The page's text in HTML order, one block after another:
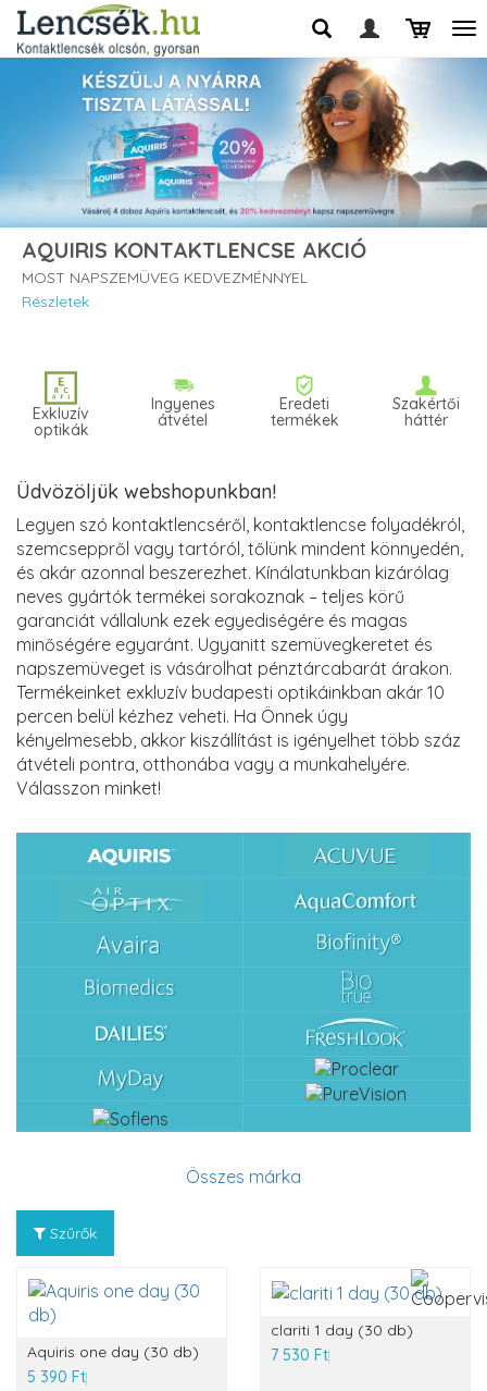
AQUIRIS KONTAKTLENCSE AKCIÓ
MOST NAPSZEMÜVEG KEDVEZMÉNNYEL
Részletek
Exkluzív
optikák
Ingyenes
átvétel
Eredeti
termékek
Szakértői
háttér
Üdvözöljük webshopunkban!
Legyen szó kontaktlencséről, kontaktlencse folyadékról,
szemcseppről vagy tartóról, tőlünk mindent könnyedén,
és akár azonnal beszerezhet. Kínálatunkban kizárólag
neves gyártók termékei sorakoznak – teljes körű
garanciát vállalunk ezek egyediségére és magas
minőségére egyaránt. Ugyanitt szemüvegkeretet és
napszemüveget is vásárolhat pénztárcabarát árakon.
Termékeinket exkluzív budapesti optikáinkban akár 10
percen belül kézhez veheti. Ha Önnek úgy
kényelmesebb, akkor kiszállítást is igényelhet több száz
átvételi pontra, otthonába vagy a munkahelyére.
Válasszon minket!
Összes márka
Szűrők
Aquiris one day (30 db)
5 390 Ft
clariti 1 day (30 db)
7 530 Ft